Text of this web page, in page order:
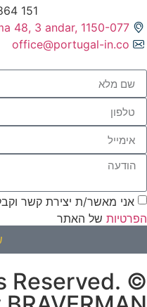
48, 3 andar, 1150-077
office@portugal-in.co
אני מאשר/ת יצירת קשר
הפרטיות של האתר
Reserved.